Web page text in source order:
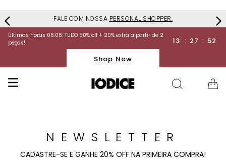
FALE COM NOSSA PERSONAL SHOPPER.
Últimas horas 08.08: TUDO 50% off + 20% extra a partir de 2
peças!
13 : 27 : 52
Shop Now
NEWSLETTER
CADASTRE-SE E GANHE 20% OFF NA PRIMEIRA COMPRA!